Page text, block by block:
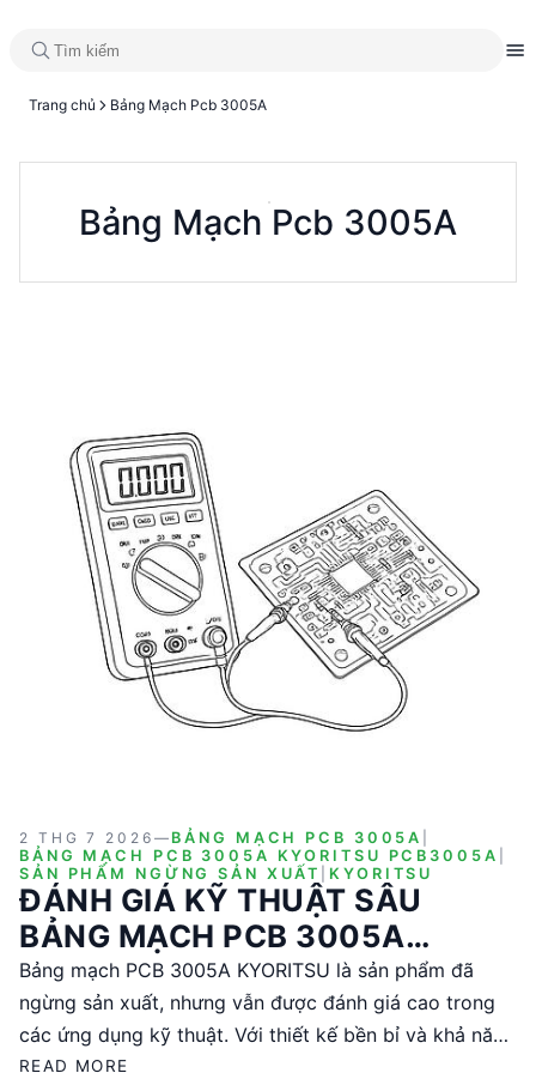
Trang chủ Bảng Mạch Pcb 3005A
Bảng Mạch Pcb 3005A
2 THG 7 2026 — BẢNG MẠCH PCB 3005A
BẢNG MẠCH PCB 3005A KYORITSU PCB3005A
SẢN PHẨM NGỪNG SẢN XUẤT
KYORITSU
ĐÁNH GIÁ KỸ THUẬT SÂU
BẢNG MẠCH PCB 3005A
KYORITSU
Bảng mạch PCB 3005A KYORITSU là sản phẩm đã
ngừng sản xuất, nhưng vẫn được đánh giá cao trong
các ứng dụng kỹ thuật. Với thiết kế bền bỉ và khả năng
tương thích cao, sản phẩm này phù hợp cho các kỹ sư
READ MORE